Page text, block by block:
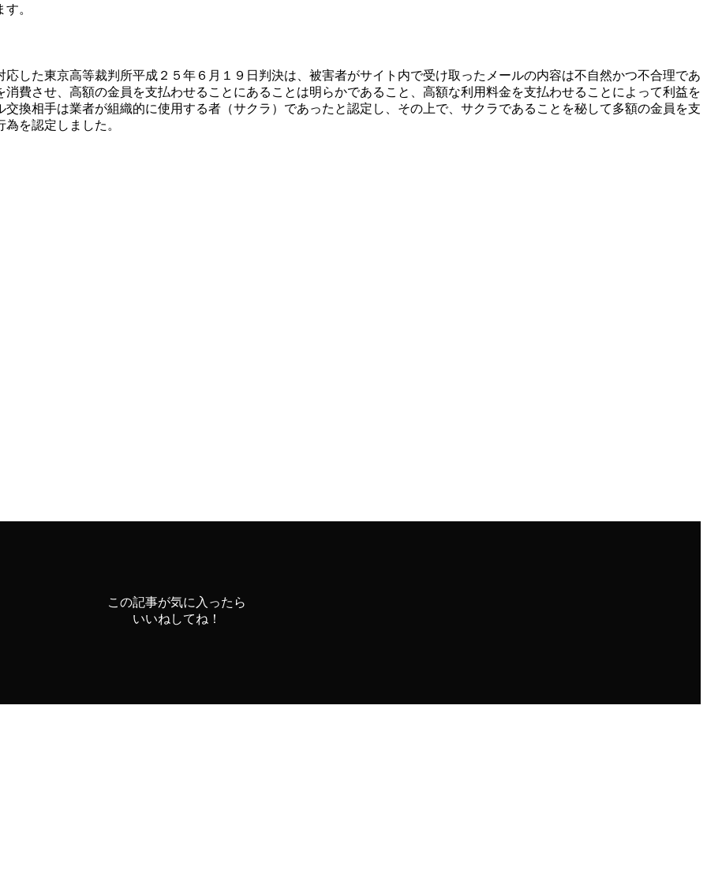
。
した東京高等裁判所平成２５年６月１９日判決は、被害者がサイト内で受け取ったメールの内容は不自然かつ不合理であ
費させ、高額の金員を支払わせることにあることは明らかであること、高額な利用料金を支払わせることによって利益を
換相手は業者が組織的に使用する者（サクラ）であったと認定し、その上で、サクラであることを秘して多額の金員を支
を認定しました。
この記事が気に入ったら
いいねしてね！